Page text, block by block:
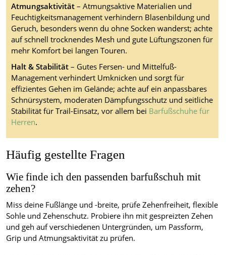
Atmungsaktivität– Atmungsaktive Materialien und
Feuchtigkeitsmanagement verhindern Blasenbildung und
Geruch, besonders wenn du ohne Socken wanderst; achte
auf schnell trocknendes Mesh und gute Lüftungszonen für
mehr Komfort bei langen Touren.
Halt & Stabilität– Gutes Fersen- und Mittelfuß-
Management verhindert Umknicken und sorgt für
effizientes Gehen im Gelände; achte auf ein anpassbares
Schnürsystem, moderaten Dämpfungsschutz und seitliche
Stabilität für Trail-Einsatz, vor allem bei Barfußschuhe für
Herren.
Häufig gestellte Fragen
Wie finde ich den passenden barfußschuh mit
zehen?
Miss deine Fußlänge und -breite, prüfe Zehenfreiheit, flexible
Sohle und Zehenschutz. Probiere ihn mit gespreizten Zehen
und geh auf verschiedenen Untergründen, um Passform,
Grip und Atmungsaktivität zu prüfen.